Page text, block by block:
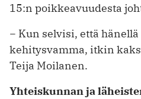
15:n poikkeavuudesta
− Kun selvisi, että
kehitysvamma, itkin
Teija Moilanen.
Yhteiskunnan ja